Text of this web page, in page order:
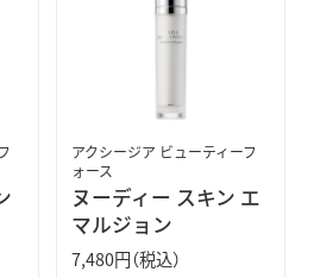
アクシージア ビューティーフ
ォース
ヌーディー スキン エ
マルジョン
7,480円（税込）